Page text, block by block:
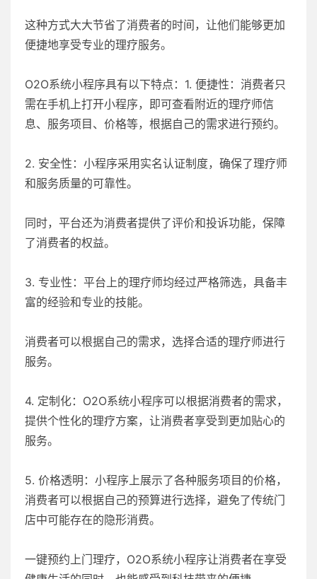
这种方式大大节省了消费者的时间，让他们能够更加
便捷地享受专业的理疗服务。
O2O系统小程序具有以下特点：1. 便捷性：消费者只
需在手机上打开小程序，即可查看附近的理疗师信
息、服务项目、价格等，根据自己的需求进行预约。
2. 安全性：小程序采用实名认证制度，确保了理疗师
和服务质量的可靠性。
同时，平台还为消费者提供了评价和投诉功能，保障
了消费者的权益。
3. 专业性：平台上的理疗师均经过严格筛选，具备丰
富的经验和专业的技能。
消费者可以根据自己的需求，选择合适的理疗师进行
服务。
4. 定制化：O2O系统小程序可以根据消费者的需求，
提供个性化的理疗方案，让消费者享受到更加贴心的
服务。
5. 价格透明：小程序上展示了各种服务项目的价格，
消费者可以根据自己的预算进行选择，避免了传统门
店中可能存在的隐形消费。
一键预约上门理疗，O2O系统小程序让消费者在享受